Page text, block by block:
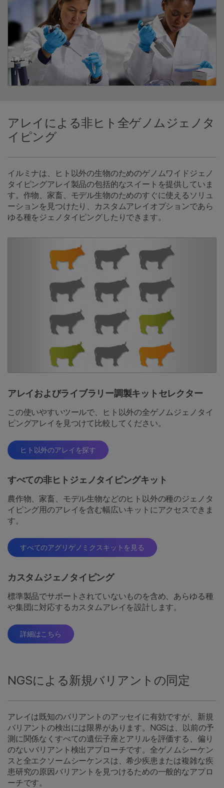
アレイによる非ヒト全ゲノムジェノタ
イピング
イルミナは、ヒト以外の生物のためのゲノムワイドジェノ
タイピングアレイ製品の包括的なスイートを提供していま
す。作物、家畜、モデル生物のためのすぐに使えるソリュ
ーションを見つけたり、カスタムアレイオプションであら
ゆる種をジェノタイピングしたりできます。
アレイおよびライブラリー調製キットセレクター
この使いやすいツールで、ヒト以外の全ゲノムジェノタイ
ピングアレイを見つけて比較してください。
ヒト以外のアレイを探す
すべての非ヒトジェノタイピングキット
農作物、家畜、モデル生物などのヒト以外の種のジェノタ
イピング用のアレイを含む幅広いキットにアクセスできま
す。
すべてのアグリゲノミクスキットを見る
カスタムジェノタイピング
標準製品でサポートされていないものを含め、あらゆる種
や集団に対応するカスタムアレイを設計します。
詳細はこちら
NGSによる新規バリアントの同定
アレイは既知のバリアントのアッセイに有効ですが、新規
バリアントの検出には限界があります。NGSは、以前の予
測に関係なくすべての遺伝子座とアリルを評価する、偏り
のないバリアント検出アプローチです。全ゲノムシーケン
スと全エクソームシーケンスは、希少疾患または複雑な疾
患研究の原因バリアントを見つけるための一般的なアプロ
ーチです。